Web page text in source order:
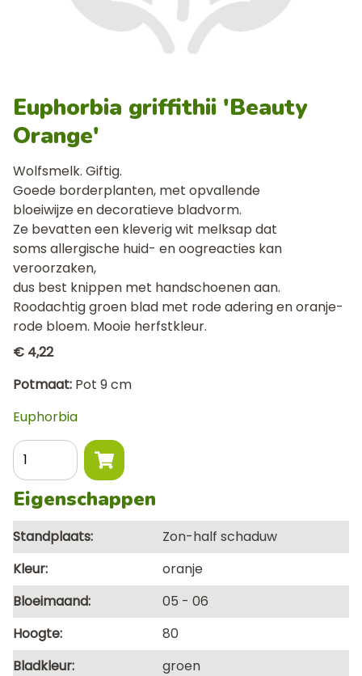
Euphorbia griffithii 'Beauty
Orange'
Wolfsmelk. Giftig.
Goede borderplanten, met opvallende
bloeiwijze en decoratieve bladvorm.
Ze bevatten een kleverig wit melksap dat
soms allergische huid- en oogreacties kan
veroorzaken,
dus best knippen met handschoenen aan.
Roodachtig groen blad met rode adering en oranje-
rode bloem. Mooie herfstkleur.
€ 4,22
Potmaat Pot 9 cm
Euphorbia
Aantal
Eigenschappen
Standplaats
Zon-half schaduw
Kleur
oranje
Bloeimaand
05
06
Hoogte
80
Bladkleur
groen